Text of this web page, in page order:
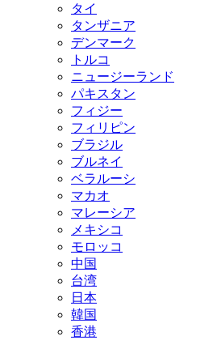
タイ
タンザニア
デンマーク
トルコ
ニュージーランド
パキスタン
フィジー
フィリピン
ブラジル
ブルネイ
ベラルーシ
マカオ
マレーシア
メキシコ
モロッコ
中国
台湾
日本
韓国
香港